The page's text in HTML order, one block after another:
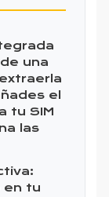
una
el
tu SIM
las
en tu